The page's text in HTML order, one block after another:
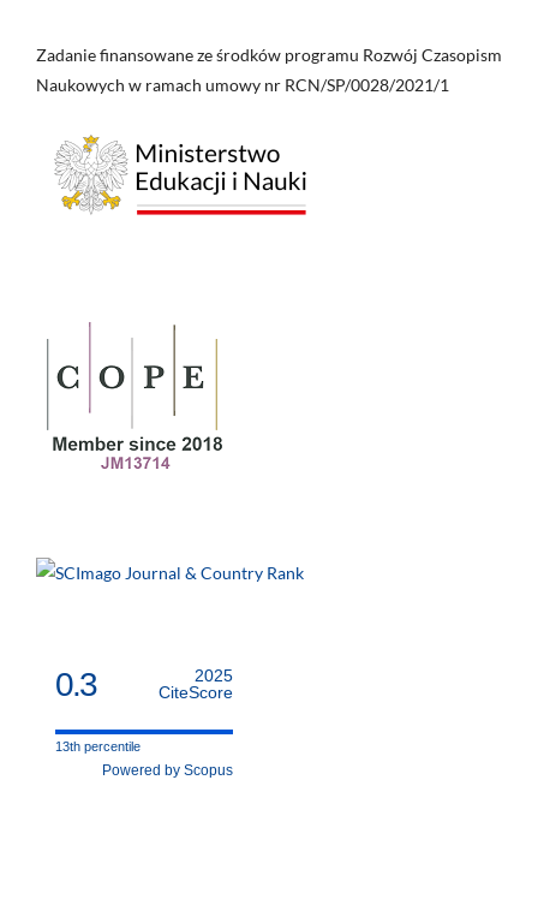
Zadanie finansowane ze środków programu Rozwój Czasopism
Naukowych w ramach umowy nr RCN/SP/0028/2021/1
0.3
2025
CiteScore
13th percentile
Powered by Scopus